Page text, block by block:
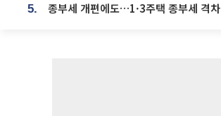
5.